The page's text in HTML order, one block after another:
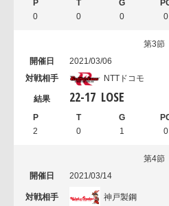
0 0 0 0
第3節
2021/03/06
NTTドコモ
22-17 LOSE
2 0 1 0
第4節
2021/03/14
神戸製鋼